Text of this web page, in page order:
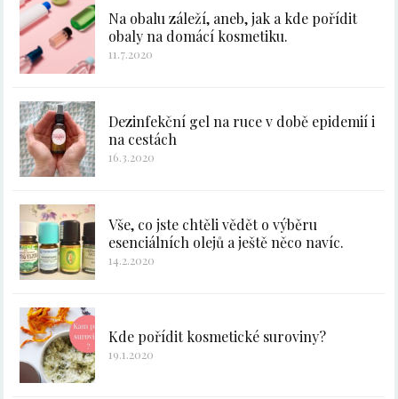
Na obalu záleží, aneb, jak a kde pořídit
obaly na domácí kosmetiku.
11.7.2020
Dezinfekční gel na ruce v době epidemií i
na cestách
16.3.2020
Vše, co jste chtěli vědět o výběru
esenciálních olejů a ještě něco navíc.
14.2.2020
Kde pořídit kosmetické suroviny?
19.1.2020